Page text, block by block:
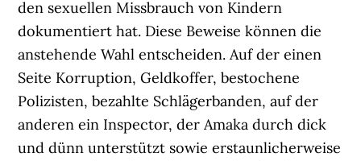
den sexuellen Missbrauch von Kindern
dokumentiert hat. Diese Beweise können die
anstehende Wahl entscheiden. Auf der einen
Seite Korruption, Geldkoffer, bestochene
Polizisten, bezahlte Schlägerbanden, auf der
anderen ein Inspector, der Amaka durch dick
und dünn unterstützt sowie erstaunlicherweise